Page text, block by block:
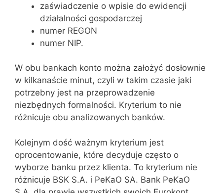
zaświadczenie o wpisie do ewidencji
działalności gospodarczej
numer REGON
numer NIP.
W obu bankach konto można założyć dosłownie
w kilkanaście minut, czyli w takim czasie jaki
potrzebny jest na przeprowadzenie
niezbędnych formalności. Kryterium to nie
różnicuje obu analizowanych banków.
Kolejnym dość ważnym kryterium jest
oprocentowanie, które decyduje często o
wyborze banku przez klienta. To kryterium nie
różnicuje BSK S.A. i PeKaO SA. Bank PeKaO